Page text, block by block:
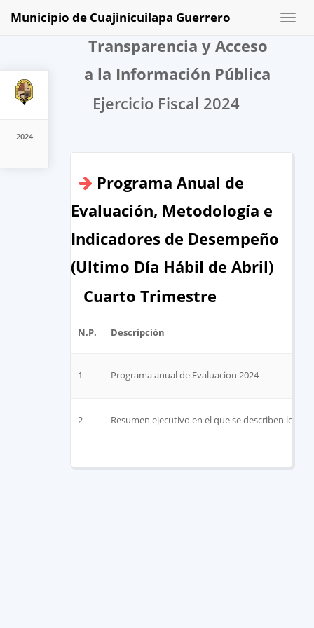
2024
Toggle
Municipio de Cuajinicuilapa Guerrero
Transparencia y Acceso
a la Información Pública
Ejercicio Fiscal 2024
Programa Anual de
Evaluación, Metodología e
Indicadores de Desempeño
(Ultimo Día Hábil de Abril)
Cuarto Trimestre
N.P. Descripción
1 Programa anual de Evaluacion 2024
2 Resumen ejecutivo en el que se describen los